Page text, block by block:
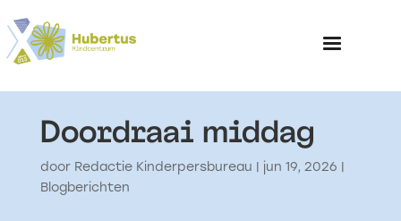
Home
Doordraai middag
door Redactie Kinderpersbureau | jun 19, 2026 |
Blogberichten